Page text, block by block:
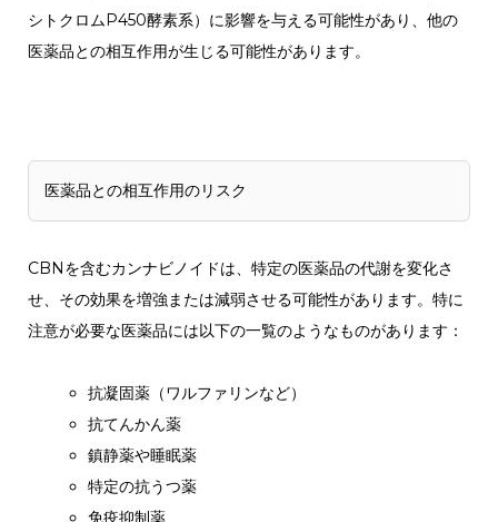
シトクロムP450酵素系）に影響を与える可能性があり、他の
医薬品との相互作用が生じる可能性があります。
医薬品との相互作用のリスク
CBNを含むカンナビノイドは、特定の医薬品の代謝を変化さ
せ、その効果を増強または減弱させる可能性があります。特に
注意が必要な医薬品には以下の一覧のようなものがあります：
抗凝固薬（ワルファリンなど）
抗てんかん薬
鎮静薬や睡眠薬
特定の抗うつ薬
免疫抑制薬